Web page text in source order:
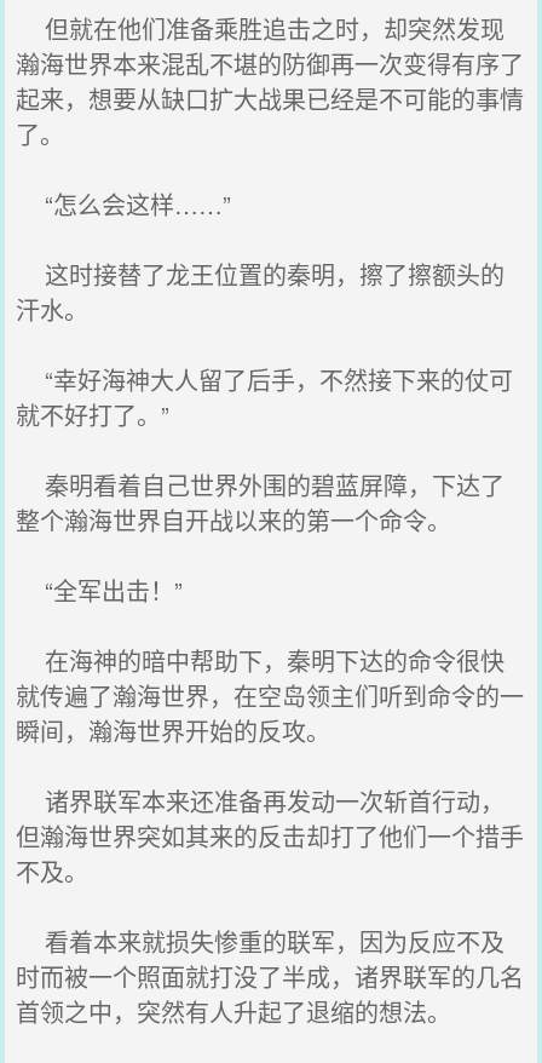
但就在他们准备乘胜追击之时，却突然发现
瀚海世界本来混乱不堪的防御再一次变得有序了
起来，想要从缺口扩大战果已经是不可能的事情
了。
“怎么会这样……”
这时接替了龙王位置的秦明，擦了擦额头的
汗水。
“幸好海神大人留了后手，不然接下来的仗可
就不好打了。”
秦明看着自己世界外围的碧蓝屏障，下达了
整个瀚海世界自开战以来的第一个命令。
“全军出击！”
在海神的暗中帮助下，秦明下达的命令很快
就传遍了瀚海世界，在空岛领主们听到命令的一
瞬间，瀚海世界开始的反攻。
诸界联军本来还准备再发动一次斩首行动，
但瀚海世界突如其来的反击却打了他们一个措手
不及。
看着本来就损失惨重的联军，因为反应不及
时而被一个照面就打没了半成，诸界联军的几名
首领之中，突然有人升起了退缩的想法。